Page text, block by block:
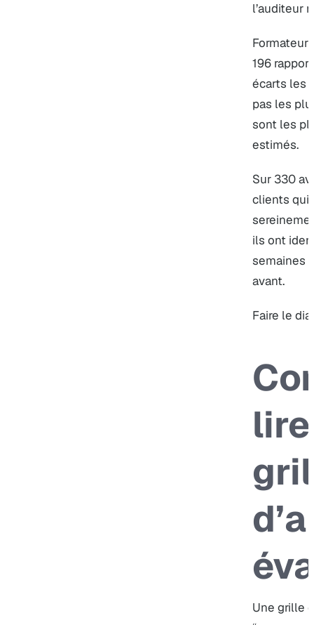
l’auditeur
Formateur
196
écarts les
pas les
sont les
estimés.
Sur 330
clients qui
ils ont
semaines
avant.
Faire le
Une grille